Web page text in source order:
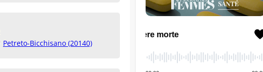
Petreto-Bicchisano (20140)